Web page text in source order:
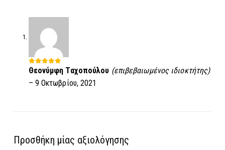
5από 5
Θεονύμφη Ταχοπούλου (επιβεβαιωμένος ιδιοκτήτης)
– 9 Οκτωβρίου, 2021
Προσθήκη μίας αξιολόγησης